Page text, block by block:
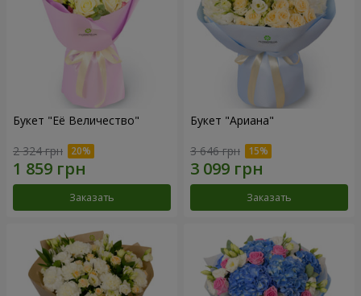
Букет "Её Величество"
2 324 грн
Заказать
Букет "Ариана"
3 646 грн
Заказать